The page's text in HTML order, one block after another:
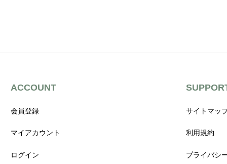
ACCOUNT
会員登録
マイアカウント
ログイン
サイトマッ
利用規約
プライバシ